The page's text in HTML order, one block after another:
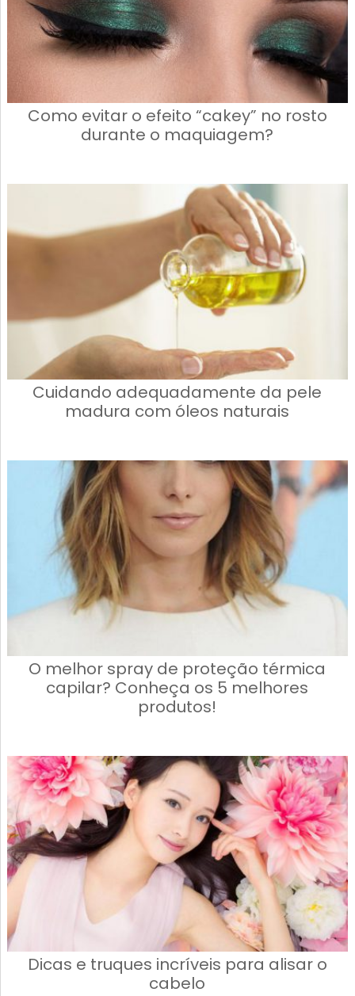
Como evitar o efeito “cakey” no rosto
durante o maquiagem?
Cuidando adequadamente da pele
madura com óleos naturais
O melhor spray de proteção térmica
capilar? Conheça os 5 melhores
produtos!
Dicas e truques incríveis para alisar o
cabelo